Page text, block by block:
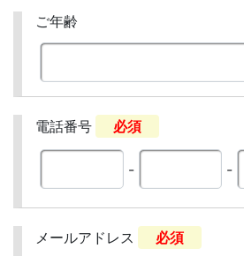
ご年齢
電話番号 必須
- -
メールアドレス 必須